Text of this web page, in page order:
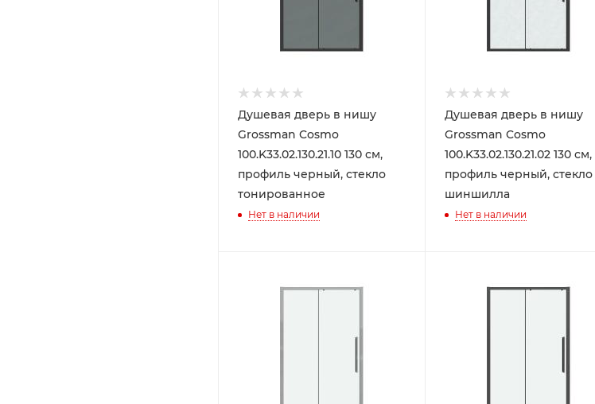
Душевая дверь в нишу
Grossman Cosmo
100.K33.02.130.21.10 130 см,
профиль черный, стекло
тонированное
Нет в наличии
Душевая дверь в нишу
Grossman Cosmo
100.K33.02.130.21.02 130 см,
профиль черный, стекло
шиншилла
Нет в наличии